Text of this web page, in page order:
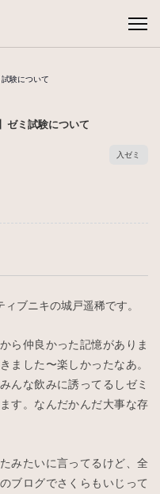
験について
ゼミ試験について
入ゼミ
ブニキの城戸遥稀です。
ら仲良かった記憶がありま
ました〜楽しかったなあ。
んな飲みに誘ってるしゼミ
す。なんだかんだ大事な存
みたいに言ってるけど、全
ブログでさくらもいじって